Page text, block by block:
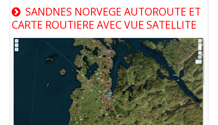
SANDNES NORVEGE AUTOROUTE ET
CARTE ROUTIERE AVEC VUE SATELLITE